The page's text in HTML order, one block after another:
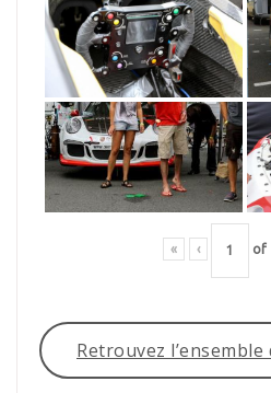
« ‹ of
Retrouvez